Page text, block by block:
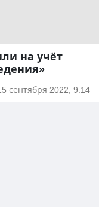
на учёт
сентября 2022, 9:14